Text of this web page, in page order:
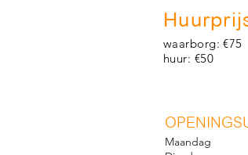
waarborg: €75
huur: €50
O
Maandag